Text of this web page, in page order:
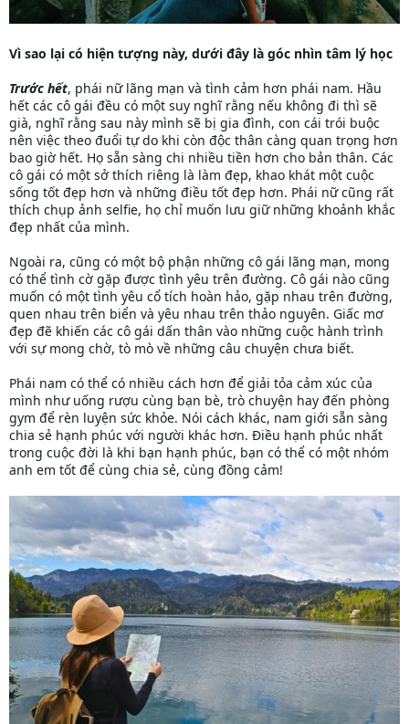
Vì sao lại có hiện tượng này, dưới đây là góc nhìn tâm lý học
Trước hết, phái nữ lãng mạn và tình cảm hơn phái nam. Hầu
hết các cô gái đều có một suy nghĩ rằng nếu không đi thì sẽ
già, nghĩ rằng sau này mình sẽ bị gia đình, con cái trói buộc
nên việc theo đuổi tự do khi còn độc thân càng quan trọng hơn
bao giờ hết. Họ sẵn sàng chi nhiều tiền hơn cho bản thân. Các
cô gái có một sở thích riêng là làm đẹp, khao khát một cuộc
sống tốt đẹp hơn và những điều tốt đẹp hơn. Phái nữ cũng rất
thích chụp ảnh selfie, họ chỉ muốn lưu giữ những khoảnh khắc
đẹp nhất của mình.
Ngoài ra, cũng có một bộ phận những cô gái lãng mạn, mong
có thể tình cờ gặp được tình yêu trên đường. Cô gái nào cũng
muốn có một tình yêu cổ tích hoàn hảo, gặp nhau trên đường,
quen nhau trên biển và yêu nhau trên thảo nguyên. Giấc mơ
đẹp đẽ khiến các cô gái dấn thân vào những cuộc hành trình
với sự mong chờ, tò mò về những câu chuyện chưa biết.
Phái nam có thể có nhiều cách hơn để giải tỏa cảm xúc của
mình như uống rượu cùng bạn bè, trò chuyện hay đến phòng
gym để rèn luyện sức khỏe. Nói cách khác, nam giới sẵn sàng
chia sẻ hạnh phúc với người khác hơn. Điều hạnh phúc nhất
trong cuộc đời là khi bạn hạnh phúc, bạn có thể có một nhóm
anh em tốt để cùng chia sẻ, cùng đồng cảm!